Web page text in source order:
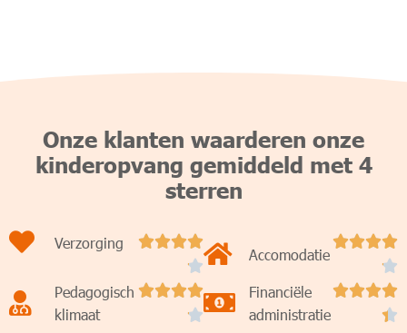
Onze klanten waarderen onze
kinderopvang gemiddeld met 4
sterren
Verzorging 

Accomodatie


Pedagogisch
klimaat


Financiële
administratie

